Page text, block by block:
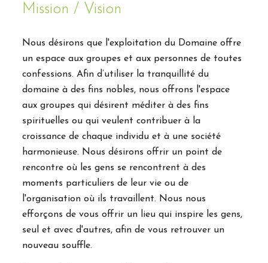
Mission / Vision
Nous désirons que l'exploitation du Domaine offre
un espace aux groupes et aux personnes de toutes
confessions. Afin d’utiliser la tranquillité du
domaine à des fins nobles, nous offrons l'espace
aux groupes qui désirent méditer à des fins
spirituelles ou qui veulent contribuer à la
croissance de chaque individu et à une société
harmonieuse. Nous désirons offrir un point de
rencontre où les gens se rencontrent à des
moments particuliers de leur vie ou de
l'organisation où ils travaillent. Nous nous
efforçons de vous offrir un lieu qui inspire les gens,
seul et avec d'autres, afin de vous retrouver un
nouveau souffle.